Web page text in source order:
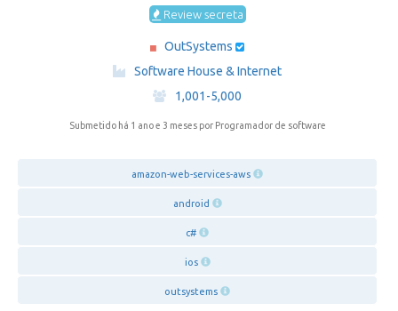
Review secreta
OutSystems
Software House & Internet
·
1,001-5,000
Submetido há 1 ano e 3 meses por Programador de software
amazon-web-services-aws
android
c#
ios
outsystems